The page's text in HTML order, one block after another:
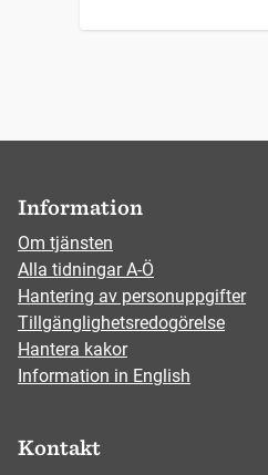
Information
Om tjänsten
Alla tidningar A-Ö
Hantering av personuppgifter
Tillgänglighetsredogörelse
Hantera kakor
Information in English
Kontakt